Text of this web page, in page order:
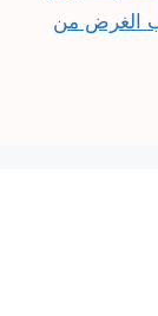
الغرض من